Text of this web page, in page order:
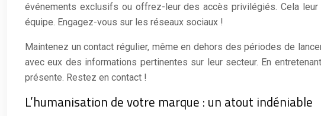
événements exclusifs ou offrez-leur des accès privilégiés. Cela
équipe. Engagez-vous sur les réseaux sociaux !
Maintenez un contact régulier, même en dehors des périodes de
avec eux des informations pertinentes sur leur secteur. En
présente. Restez en contact !
L’humanisation de votre marque : un atout indéniable